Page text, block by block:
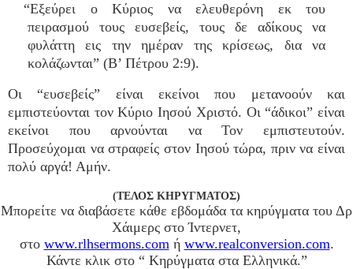
“Εξεύρει ο Κύριος να ελευθερόνη εκ του
πειρασμού τους ευσεβείς, τους δε αδίκους να
φυλάττη εις την ημέραν της κρίσεως, δια να
κολάζωνται” (Β’ Πέτρου 2:9).
Οι “ευσεβείς” είναι εκείνοι που μετανοούν και
εμπιστεύονται τον Κύριο Ιησού Χριστό. Οι “άδικοι” είναι
εκείνοι που αρνούνται να Τον εμπιστευτούν.
Προσεύχομαι να στραφείς στον Ιησού τώρα, πριν να είναι
πολύ αργά! Αμήν.
(ΤΕΛΟΣ ΚΗΡΥΓΜΑΤΟΣ)
Μπορείτε να διαβάσετε κάθε εβδομάδα τα κηρύγματα του Δρ
Χάιμερς στο Ίντερνετ,
στο www.rlhsermons.comή www.realconversion.com.
Κάντε κλικ στο “ Κηρύγματα στα Ελληνικά.”